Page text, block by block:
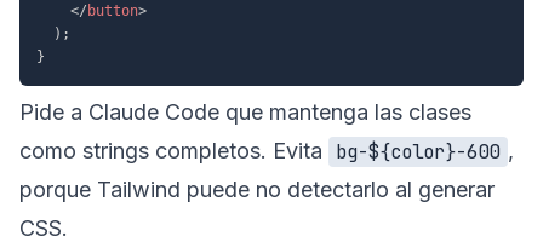
</ button>
) ;
}
Pide a Claude Code que mantenga las clases
como strings completos. Evita
bg-${color}-600 ,
porque Tailwind puede no detectarlo al generar
CSS.